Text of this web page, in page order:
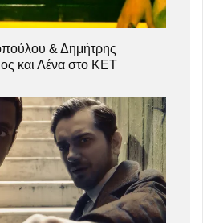
& Δημήτρης
και Λένα στο ΚΕΤ